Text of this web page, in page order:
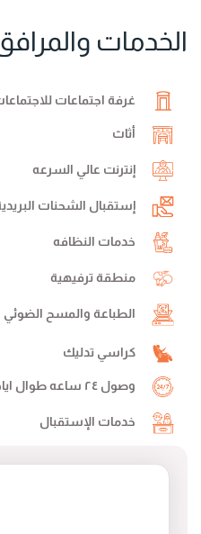
الخدمات
غرفة اجتماعات
أثاث
إنترنت عالي السرعه
إستقبال الشحنات
خدمات النظافه
منطقة ترفيهية
الطباعة والمسح الضوئي
كراسي تدليك
وصول ٢٤ ساعه طوال ايام الاسبوع
خدمات الإستقبال